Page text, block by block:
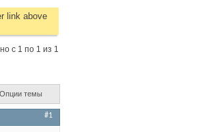
link above
с 1 по 1 из 1
Опции темы
#1